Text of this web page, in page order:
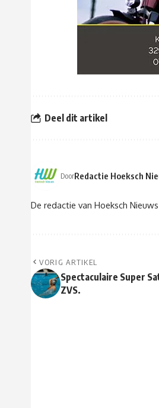
Deel dit artikel
DoorRedactie Hoeksch
De redactie van Hoeksch
VORIG ARTIKEL
Spectaculaire Super
ZVS.